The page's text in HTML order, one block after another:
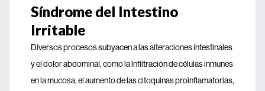
Síndrome del Intestino
Irritable
Diversos procesos subyacen a las alteraciones intestinales
y el dolor abdominal, como la infiltración de células inmunes
en la mucosa, el aumento de las citoquinas proinflamatorias,